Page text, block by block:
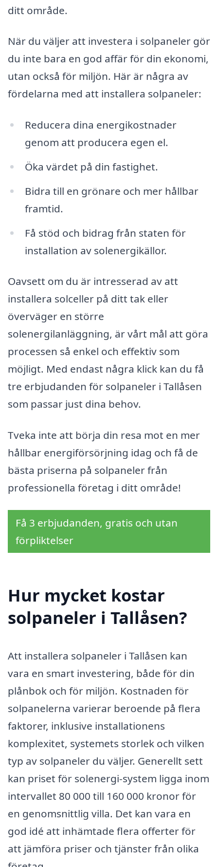
ditt område.
När du väljer att investera i solpaneler gör
du inte bara en god affär för din ekonomi,
utan också för miljön. Här är några av
fördelarna med att installera solpaneler:
Reducera dina energikostnader
genom att producera egen el.
Öka värdet på din fastighet.
Bidra till en grönare och mer hållbar
framtid.
Få stöd och bidrag från staten för
installation av solenergikällor.
Oavsett om du är intresserad av att
installera solceller på ditt tak eller
överväger en större
solenergilanläggning, är vårt mål att göra
processen så enkel och effektiv som
möjligt. Med endast några klick kan du få
tre erbjudanden för solpaneler i Tallåsen
som passar just dina behov.
Tveka inte att börja din resa mot en mer
hållbar energiförsörjning idag och få de
bästa priserna på solpaneler från
professionella företag i ditt område!
Få 3 erbjudanden, gratis och utan
förpliktelser
Hur mycket kostar
solpaneler i Tallåsen?
Att installera solpaneler i Tallåsen kan
vara en smart investering, både för din
plånbok och för miljön. Kostnaden för
solpanelerna varierar beroende på flera
faktorer, inklusive installationens
komplexitet, systemets storlek och vilken
typ av solpaneler du väljer. Generellt sett
kan priset för solenergi-system ligga inom
intervallet 80 000 till 160 000 kronor för
en genomsnittlig villa. Det kan vara en
god idé att inhämtade flera offerter för
att jämföra priser och tjänster från olika